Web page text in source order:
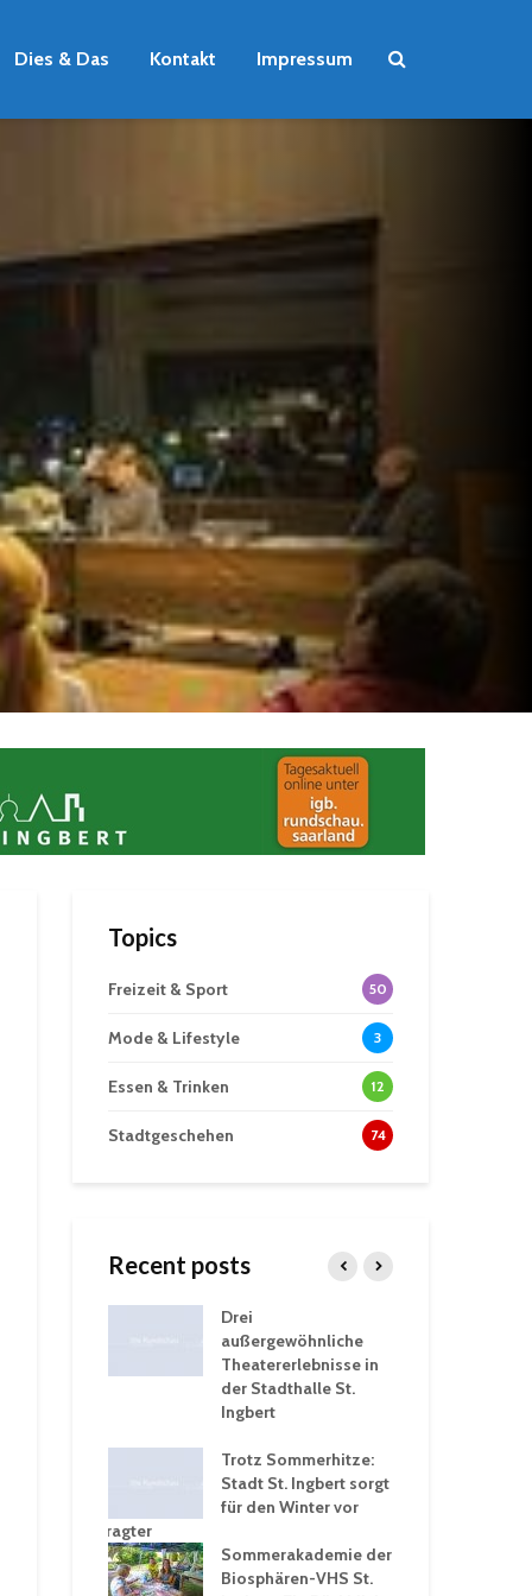
Dies & Das Kontakt Impressum
Topics
Freizeit & Sport 50
Mode & Lifestyle 3
Essen & Trinken 12
Stadtgeschehen 74
Recent posts
–
Drei
außergewöhnliche
Theatererlebnisse in
der Stadthalle St.
Ingbert
Trotz Sommerhitze:
Stadt St. Ingbert sorgt
für den Winter vor
Sommerakademie der
Biosphären-VHS St.